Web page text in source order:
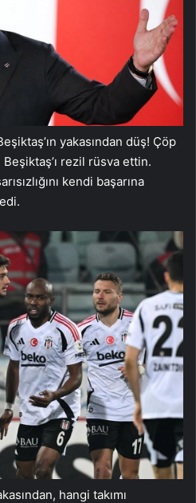
yakasından düş! Çöp
rezil rüsva ettin.
kendi başarına
hangi takımı